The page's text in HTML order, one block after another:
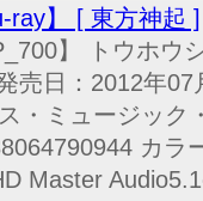
ray】 [ 東方神起 ]
】 トウホウ
売日：2012年
・ミュージック
カラ
Master